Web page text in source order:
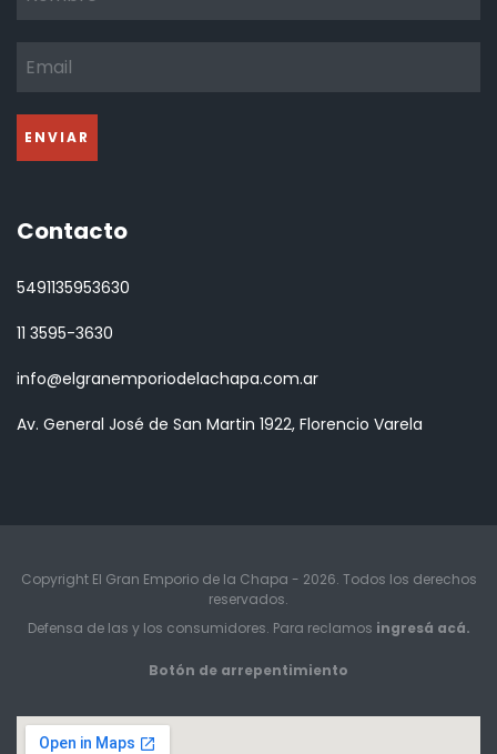
Contacto
5491135953630
11 3595-3630
info@elgranemporiodelachapa.com.ar
Av. General José de San Martin 1922, Florencio Varela
Copyright El Gran Emporio de la Chapa - 2026. Todos los derechos
reservados.
Defensa de las y los consumidores. Para reclamos ingresá acá.
Botón de arrepentimiento